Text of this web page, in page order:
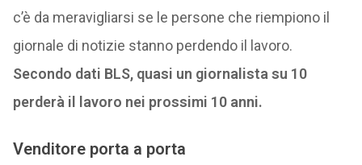
c’è da meravigliarsi se le persone che riempiono il
giornale di notizie stanno perdendo il lavoro.
Secondo dati BLS, quasi un giornalista su 10
perderà il lavoro nei prossimi 10 anni.
Venditore porta a porta